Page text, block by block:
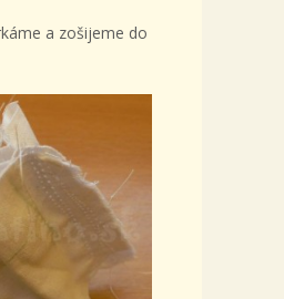
a zošijeme do